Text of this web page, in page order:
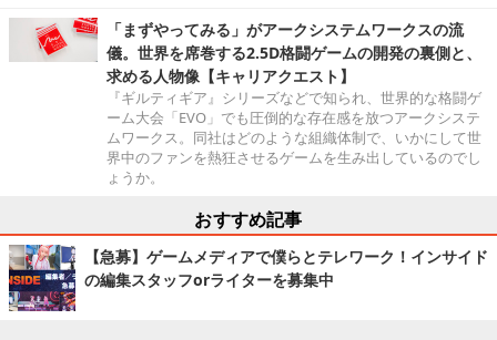
「まずやってみる」がアークシステムワークスの流
儀。世界を席巻する2.5D格闘ゲームの開発の裏側と、
求める人物像【キャリアクエスト】
『ギルティギア』シリーズなどで知られ、世界的な格闘ゲ
ーム大会「EVO」でも圧倒的な存在感を放つアークシステ
ムワークス。同社はどのような組織体制で、いかにして世
界中のファンを熱狂させるゲームを生み出しているのでし
ょうか。
おすすめ記事
【急募】ゲームメディアで僕らとテレワーク！インサイド
の編集スタッフorライターを募集中